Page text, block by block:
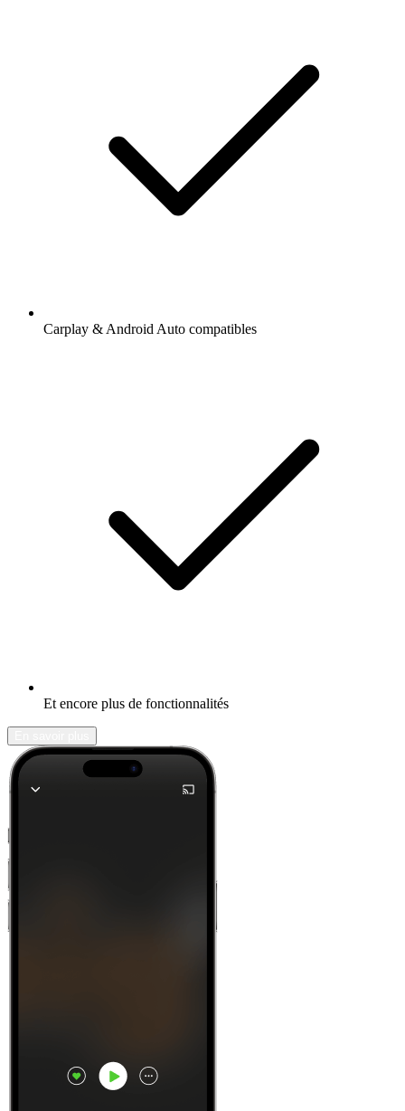
Carplay & Android Auto compatibles
Et encore plus de fonctionnalités